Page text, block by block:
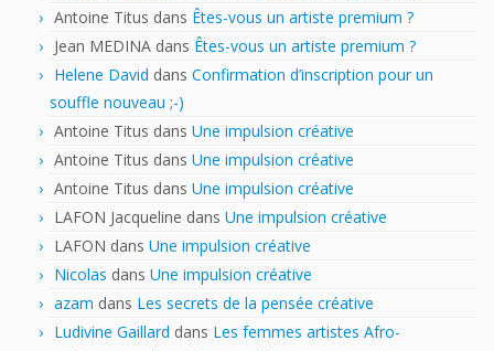
Antoine Titus dans Êtes-vous un artiste premium ?
Jean MEDINA dans Êtes-vous un artiste premium ?
Helene David dans Confirmation d’inscription pour un
souffle nouveau ;-)
Antoine Titus dans Une impulsion créative
Antoine Titus dans Une impulsion créative
Antoine Titus dans Une impulsion créative
LAFON Jacqueline dans Une impulsion créative
LAFON dans Une impulsion créative
Nicolas dans Une impulsion créative
azam dans Les secrets de la pensée créative
Ludivine Gaillard dans Les femmes artistes Afro-